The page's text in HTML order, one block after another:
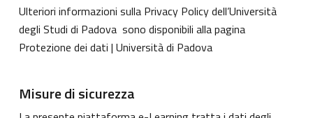
Ulteriori informazioni sulla Privacy Policy dell’Università
degli Studi di Padova sono disponibili alla pagina
Protezione dei dati | Università di Padova
Misure di sicurezza